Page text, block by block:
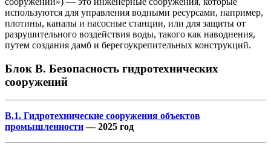
используются для управления водными ресурсами, например,
плотины, каналы и насосные станции, или для защиты от
разрушительного воздействия воды, такого как наводнения,
путем создания дамб и берегоукрепительных конструкций.
Блок В. Безопасность гидротехнических
сооружений
В.1. Гидротехнические сооружения объектов
промышленности— 2025 год